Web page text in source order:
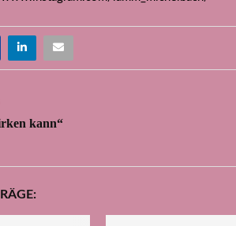
kann“